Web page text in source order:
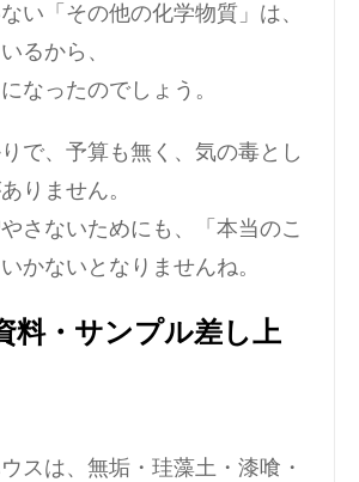
い「その他の化学物質」は、
るから、
なったのでしょう。
で、予算も無く、気の毒とし
りません。
さないためにも、「本当のこ
かないとなりませんね。
料・サンプル差し上
スは、無垢・珪藻土・漆喰・